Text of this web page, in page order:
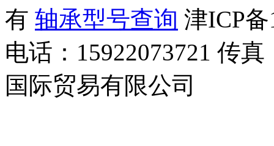
有 轴承型号查询 津ICP备
电话：15922073721 传
国际贸易有限公司